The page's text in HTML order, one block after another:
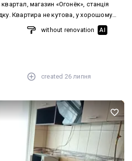
магазин «Огонёк», станція
металопластикові, замінені труби,
є всі лічильники. Вхідні залізні
Усі меблі, які є в
without renovation AI
created 26 липня